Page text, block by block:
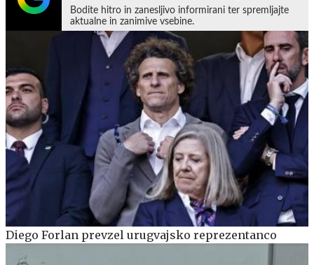
Bodite hitro in zanesljivo informirani ter spremljajte
aktualne in zanimive vsebine.
Diego Forlan prevzel urugvajsko reprezentanco